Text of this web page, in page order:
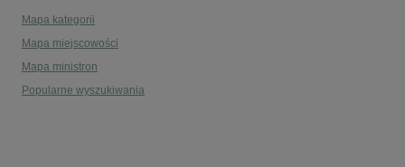
Mapa kategorii
Mapa miejscowości
Mapa ministron
Popularne wyszukiwania